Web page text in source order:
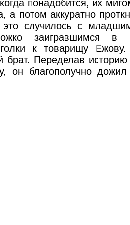
понадобится, их
а потом аккуратно
случилось с
заигравшимся в
к товарищу
брат. Переделав
он благополучно